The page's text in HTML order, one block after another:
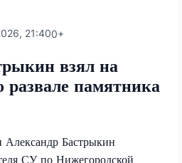
21:400+
взял на
развале памятника
Александр Бастрыкин
СУ по Нижегородской